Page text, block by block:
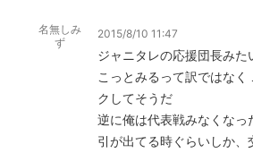
名無しみ
ず
2015/8/10 11:47
ジャニタレの応援団長みた
こっとみるって訳ではなく
クしてそうだ
逆に俺は代表戦みなくなっ
引が出てる時ぐらいしか、